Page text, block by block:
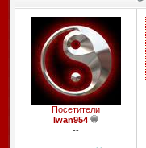
Посетители
Iwan954
--